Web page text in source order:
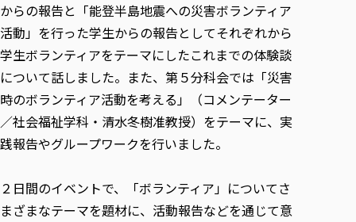
からの報告と「能登半島地震への災害ボランティア
活動」を行った学生からの報告としてそれぞれから
学生ボランティアをテーマにしたこれまでの体験談
について話しました。また、第５分科会では「災害
時のボランティア活動を考える」（コメンテーター
／社会福祉学科・清水冬樹准教授）をテーマに、実
践報告やグループワークを行いました。
２日間のイベントで、「ボランティア」についてさ
まざまなテーマを題材に、活動報告などを通じて意